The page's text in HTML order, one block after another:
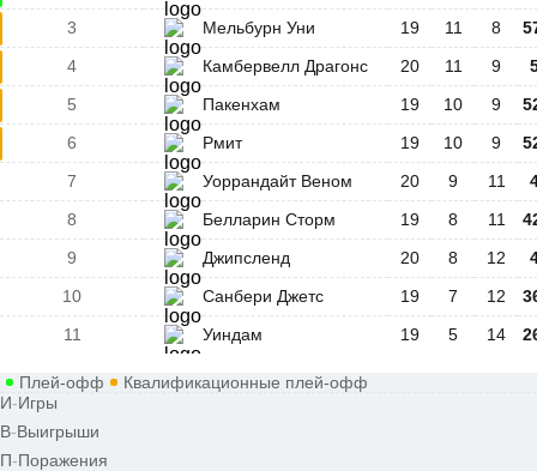
3
Мельбурн Уни 19 11 8
4
Камбервелл Драгонс 20 11 9
5
Пакенхам 19 10 9
6
Рмит 19 10 9
7
Уоррандайт Веном 20 9 11
8
Белларин Сторм 19 8 11
9
Джипсленд 20 8 12
10
Санбери Джетс 19 7 12
11
Уиндам 19 5 14
Плей-офф
Квалификационные плей-офф
И-Игры
В-Выигрыши
П-Поражения